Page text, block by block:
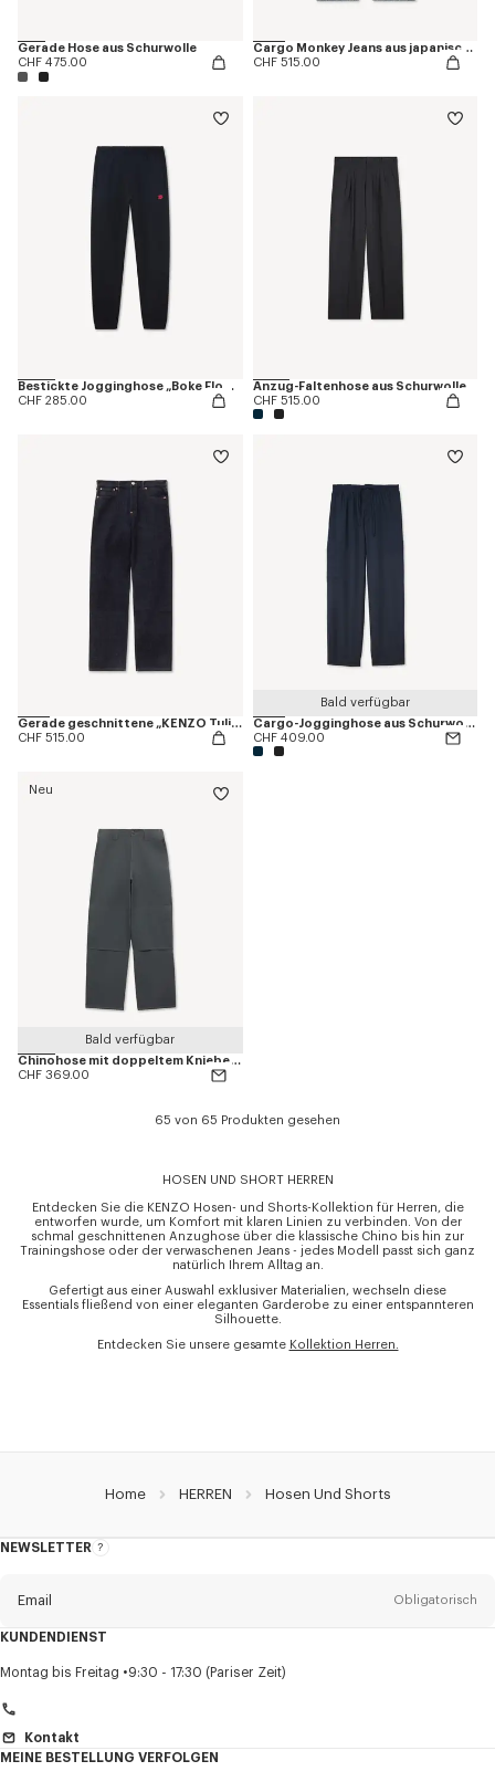
Gerade Hose aus Schurwolle
CHF 475.00
Cargo Monkey Jeans aus japanischem Denim
CHF 515.00
Bestickte Jogginghose „Boke Flower“
CHF 285.00
Anzug-Faltenhose aus Schurwolle
CHF 515.00
Gerade geschnittene „KENZO Tulip“-Jeans aus japanischem Denim
CHF 515.00
Bald verfügbar
Cargo-Jogginghose aus Schurwolle
CHF 409.00
Neu
Bald verfügbar
Chinohose mit doppeltem Kniebesatz aus Baumwolle
CHF 369.00
65 von 65 Produkten gesehen
HOSEN UND SHORT HERREN
Entdecken Sie die KENZO Hosen- und Shorts-Kollektion für Herren, die
entworfen wurde, um Komfort mit klaren Linien zu verbinden. Von der
schmal geschnittenen Anzughose über die klassische Chino bis hin zur
Trainingshose oder der verwaschenen Jeans - jedes Modell passt sich ganz
natürlich Ihrem Alltag an.
Gefertigt aus einer Auswahl exklusiver Materialien, wechseln diese
Essentials fließend von einer eleganten Garderobe zu einer entspannteren
Silhouette.
Entdecken Sie unsere gesamte Kollektion Herren.
Home HERREN Hosen Und Shorts
NEWSLETTER
Über
Email Obligatorisch
Anrede Obligatorisch
KUNDENDIENST
Montag bis Freitag 9:30 - 17:30 (Pariser Zeit)
Kontakt
MEINE BESTELLUNG VERFOLGEN